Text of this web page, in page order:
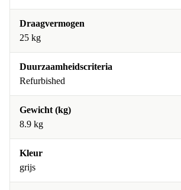
Draagvermogen
25 kg
Duurzaamheidscriteria
Refurbished
Gewicht (kg)
8.9 kg
Kleur
grijs